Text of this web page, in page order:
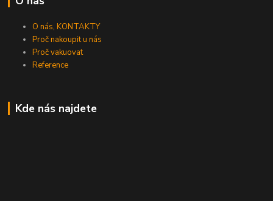
O nás, KONTAKTY
Proč nakoupit u nás
Proč vakuovat
Reference
Kde nás najdete